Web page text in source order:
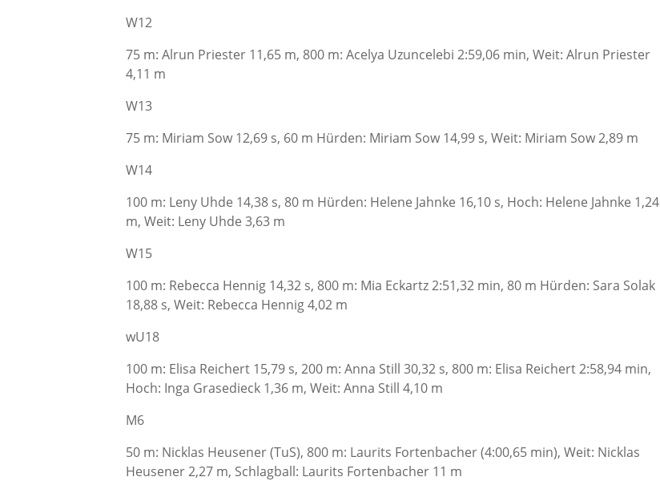
W12
75 m: Alrun Priester 11,65 m, 800 m: Acelya Uzuncelebi 2:59,06 min, Weit: Alrun Priester
4,11 m
W13
75 m: Miriam Sow 12,69 s, 60 m Hürden: Miriam Sow 14,99 s, Weit: Miriam Sow 2,89 m
W14
100 m: Leny Uhde 14,38 s, 80 m Hürden: Helene Jahnke 16,10 s, Hoch: Helene Jahnke 1,24
m, Weit: Leny Uhde 3,63 m
W15
100 m: Rebecca Hennig 14,32 s, 800 m: Mia Eckartz 2:51,32 min, 80 m Hürden: Sara Solak
18,88 s, Weit: Rebecca Hennig 4,02 m
wU18
100 m: Elisa Reichert 15,79 s, 200 m: Anna Still 30,32 s, 800 m: Elisa Reichert 2:58,94 min,
Hoch: Inga Grasedieck 1,36 m, Weit: Anna Still 4,10 m
M6
50 m: Nicklas Heusener (TuS), 800 m: Laurits Fortenbacher (4:00,65 min), Weit: Nicklas
Heusener 2,27 m, Schlagball: Laurits Fortenbacher 11 m